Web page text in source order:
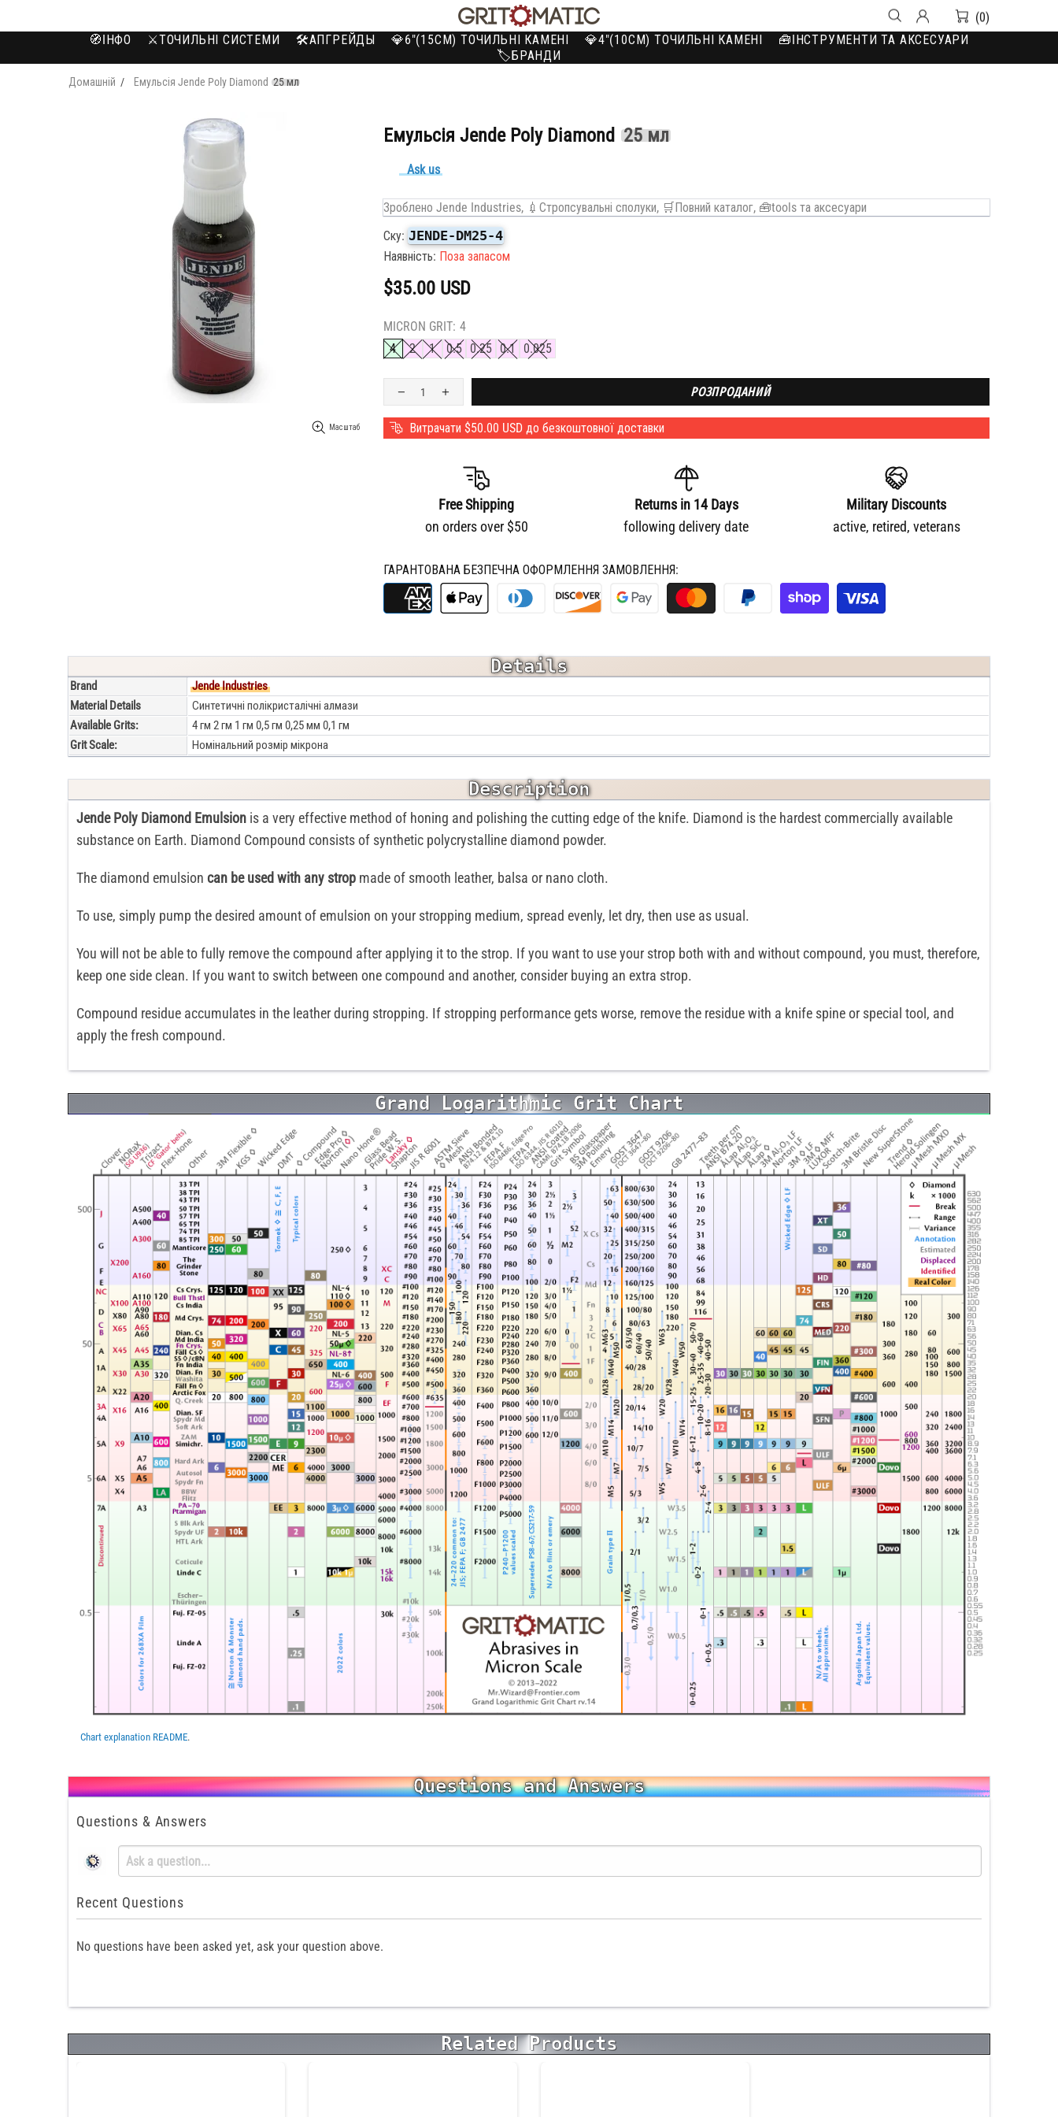
(0)
🧭IНФО
⚔️ТОЧИЛЬНІ СИСТЕМИ 🛠️АПГРЕЙДЫ 💎6"(15СМ) ТОЧИЛЬНІ КАМЕНІ 💎4"(10СМ) ТОЧИЛЬНІ КАМЕНІ
🧰IНСТРУМЕНТИ ТА АКСЕСУАРИ
🏷️БРАНДИ
Домашній Емульсія Jende Poly Diamond 25 мл
Масштаб
Емульсія Jende Poly Diamond 25 мл
Ask us
Зроблено Jende Industries, 💉Стропсувальні сполуки, 🛒Повний каталог, 🧰tools та аксесуари
Ску: JENDE-DM25-4
Наявність: Поза запасом
$35.00 USD
MICRON GRIT: 4
4
2 1 0.5 0.25 0.1 0.025
РОЗПРОДАНИЙ
Витрачати $50.00 USDдо безкоштовної доставки
Free Shipping
on orders over $50
Returns in 14 Days
following delivery date
Military Discounts
active, retired, veterans
ГАРАНТОВАНА БЕЗПЕЧНА ОФОРМЛЕННЯ ЗАМОВЛЕННЯ:
Details
Brand
Jende Industries
Material Details
Синтетичні полікристалічні алмази
Available Grits:
4 гм 2 гм 1 гм 0,5 гм 0,25 мм 0,1 гм
Grit Scale:
Номінальний розмір мікрона
Description
Jende Poly Diamond Emulsion is a very effective method of honing and polishing the cutting edge of the knife. Diamond is the hardest commercially available
substance on Earth. Diamond Compound consists of synthetic polycrystalline diamond powder.
The diamond emulsion can be used with any strop made of smooth leather, balsa or nano cloth.
To use, simply pump the desired amount of emulsion on your stropping medium, spread evenly, let dry, then use as usual.
You will not be able to fully remove the compound after applying it to the strop. If you want to use your strop both with and without compound, you must, therefore,
keep one side clean. If you want to switch between one compound and another, consider buying an extra strop.
Compound residue accumulates in the leather during stropping. If stropping performance gets worse, remove the residue with a knife spine or special tool, and
apply the fresh compound.
Grand Logarithmic Grit Chart
Chart explanation README.
Questions and Answers
Questions & Answers
Recent Questions
No questions have been asked yet, ask your question above.
Related Products